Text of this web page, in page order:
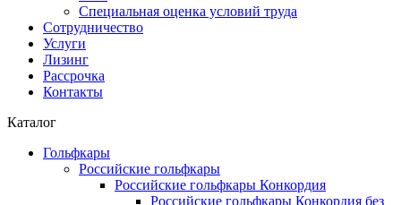
Специальная оценка условий труда
Сотрудничество
Услуги
Лизинг
Рассрочка
Контакты
Каталог
Гольфкары
Российские гольфкары
Российские гольфкары Конкордия
Российские гольфкары Конкордия без